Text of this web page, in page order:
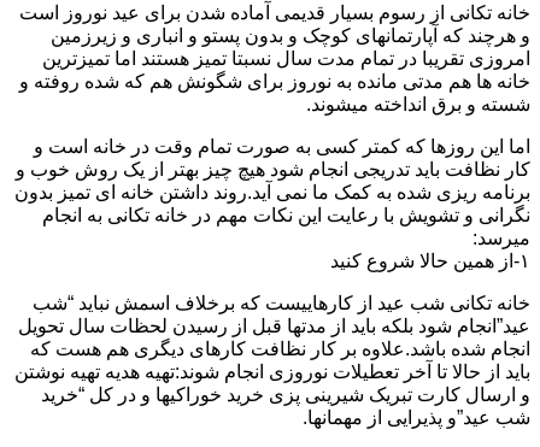
خانه تکانی از رسوم بسیار قدیمی آماده شدن برای عید نوروز است
و هرچند که آپارتمانهای کوچک و بدون پستو و انباری و زیرزمین
امروزی تقریبا در تمام مدت سال نسبتا تمیز هستند اما تمیزترین
خانه ها هم مدتی مانده به نوروز برای شگونش هم که شده روفته و
شسته و برق انداخته میشوند.
اما این روزها که کمتر کسی به صورت تمام وقت در خانه است و
کار نظافت باید تدریجی انجام شود هیچ چیز بهتر از یک روش خوب و
برنامه ریزی شده به کمک ما نمی آید.روند داشتن خانه ای تمیز بدون
نگرانی و تشویش با رعایت این نکات مهم در خانه تکانی به انجام
میرسد:
۱-از همین حالا شروع کنید
خانه تکانی شب عید از کارهاییست که برخلاف اسمش نباید “شب
عید”انجام شود بلکه باید از مدتها قبل از رسیدن لحظات سال تحویل
انجام شده باشد.علاوه بر کار نظافت کارهای دیگری هم هست که
باید از حالا تا آخر تعطیلات نوروزی انجام شوند:تهیه هدیه تهیه نوشتن
و ارسال کارت تبریک شیرینی پزی خرید خوراکیها و در کل “خرید
شب عید”و پذیرایی از مهمانها.